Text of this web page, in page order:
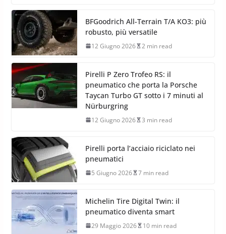
BFGoodrich All-Terrain T/A KO3: più
robusto, più versatile
12 Giugno 2026 2 min read
Pirelli P Zero Trofeo RS: il
pneumatico che porta la Porsche
Taycan Turbo GT sotto i 7 minuti al
Nürburgring
12 Giugno 2026 3 min read
Pirelli porta l’acciaio riciclato nei
pneumatici
5 Giugno 2026 7 min read
Michelin Tire Digital Twin: il
pneumatico diventa smart
29 Maggio 2026 10 min read